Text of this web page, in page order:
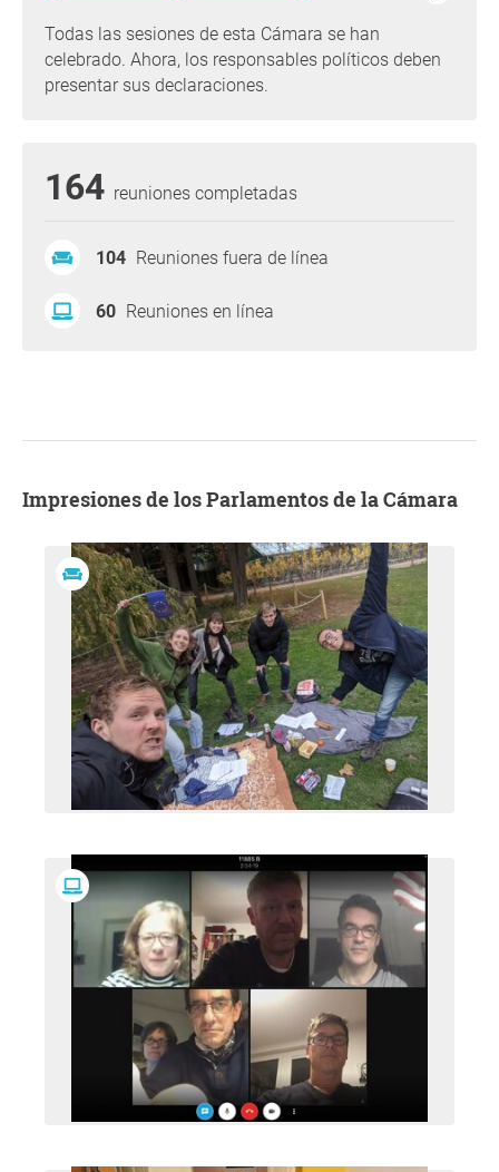
Todas las sesiones de esta Cámara se han
celebrado. Ahora, los responsables políticos deben
presentar sus declaraciones.
164 reuniones completadas
104 Reuniones fuera de línea
60 Reuniones en línea
Impresiones de los Parlamentos de la Cámara